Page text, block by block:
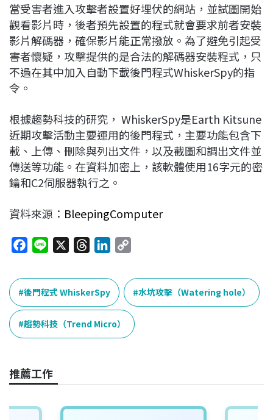
當受害者進入攻擊者設置好埋伏的網站，並試圖開始
觀看影片時，後者預先設置的程式就會要求前者安裝
影片解碼器，確保影片能正常撥放。為了避免引起受
害者懷疑，攻擊提供的是合法的解碼器安裝程式，只
不過在其中加入自動下載後門程式WhiskerSpy的指
令。
根據趨勢科技的研究， WhiskerSpy是Earth Kitsune
近期攻擊活動主要運用的後門程式，主要功能包含下
載、上傳、刪除與列出文件，以及截圖和調出文件並
傳送等功能。在資料加密上，該軟體使用16字元的密
鑰和C2伺服器執行之。
資料來源： BleepingComputer
c
e
b
o
o
n
e
r
e
a
d
s
n
e
d
I
p
y
L
i
後門程式 WhiskerSpy 水坑攻擊（Watering hole）
趨勢科技（Trend Micro）
推薦工作